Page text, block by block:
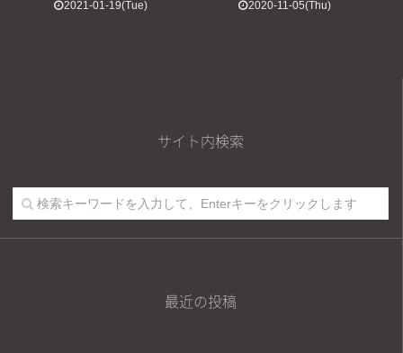
2021-01-19(Tue) 2020-11-05(Thu)
サイト内検索
最近の投稿